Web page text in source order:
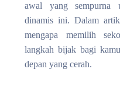
awal yang sempurna
dinamis ini. Dalam
mengapa memilih
langkah bijak bagi
depan yang cerah.